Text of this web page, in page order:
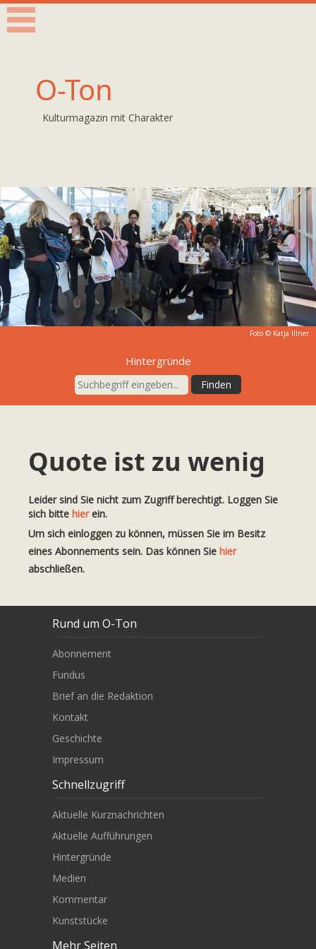
O-Ton
Kulturmagazin mit Charakter
Foto © Katja Illner
Hintergründe
Quote ist zu wenig
Leider sind Sie nicht zum Zugriff berechtigt. Loggen Sie
sich bitte hierein.
Um sich einloggen zu können, müssen Sie im Besitz
eines Abonnements sein. Das können Sie hier
abschließen.
Rund um O-Ton
Abonnement
Fundus
Brief an die Redaktion
Kontakt
Geschichte
Impressum
Schnellzugriff
Aktuelle Kurznachrichten
Aktuelle Aufführungen
Hintergründe
Medien
Kommentar
Kunststücke
Mehr Seiten